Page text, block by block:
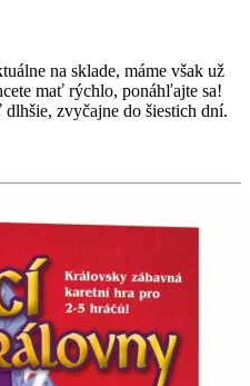
na sklade, máme však už
mať rýchlo, ponáhľajte sa!
zvyčajne do šiestich dní.